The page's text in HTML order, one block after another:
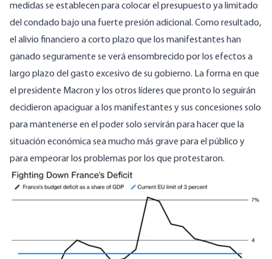
medidas se establecen para colocar el presupuesto ya limitado
del condado bajo una fuerte presión adicional. Como resultado,
el alivio financiero a corto plazo que los manifestantes han
ganado seguramente se verá ensombrecido por los efectos a
largo plazo del gasto excesivo de su gobierno. La forma en que
el presidente Macron y los otros líderes que pronto lo seguirán
decidieron apaciguar a los manifestantes y sus concesiones solo
para mantenerse en el poder solo servirán para hacer que la
situación económica sea mucho más grave para el público y
para empeorar los problemas por los que protestaron.
Image